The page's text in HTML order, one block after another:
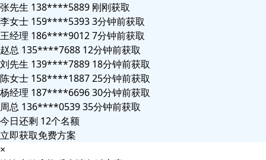
张先生 138****5889 刚刚获取
李女士 159****5393 3分钟前获取
王经理 186****9012 7分钟前获取
赵总 135****7688 12分钟前获取
刘先生 139****7889 18分钟前获取
陈女士 158****1887 25分钟前获取
杨经理 187****6696 30分钟前获取
周总 136****0539 35分钟前获取
今日还剩 12个名额
立即获取免费方案
×